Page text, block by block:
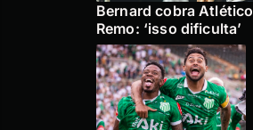
Bernard cobra
Remo: ‘isso dificulta’